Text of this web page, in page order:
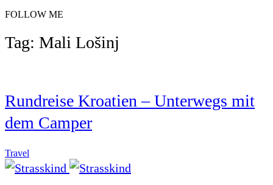
FOLLOW ME
Tag: Mali Lošinj
Rundreise Kroatien – Unterwegs mit
dem Camper
Travel